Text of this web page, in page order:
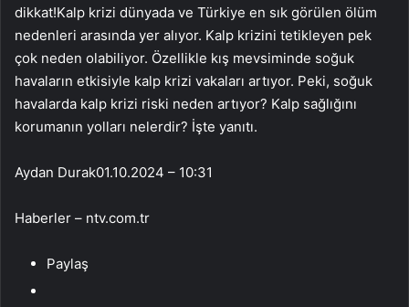
dikkat!Kalp krizi dünyada ve Türkiye en sık görülen ölüm
nedenleri arasında yer alıyor. Kalp krizini tetikleyen pek
çok neden olabiliyor. Özellikle kış mevsiminde soğuk
havaların etkisiyle kalp krizi vakaları artıyor. Peki, soğuk
havalarda kalp krizi riski neden artıyor? Kalp sağlığını
korumanın yolları nelerdir? İşte yanıtı.
Aydan Durak01.10.2024 – 10:31
Haberler – ntv.com.tr
Paylaş